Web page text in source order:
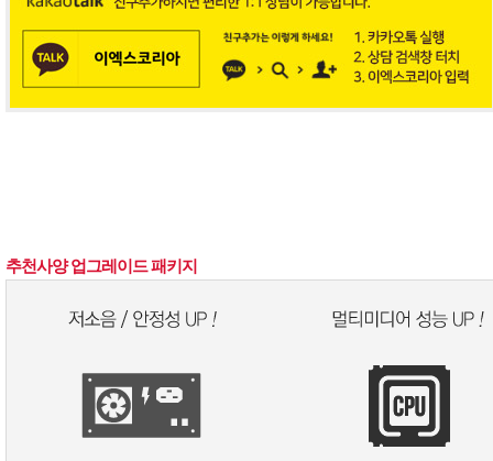
추천사양 업그레이드 패키지